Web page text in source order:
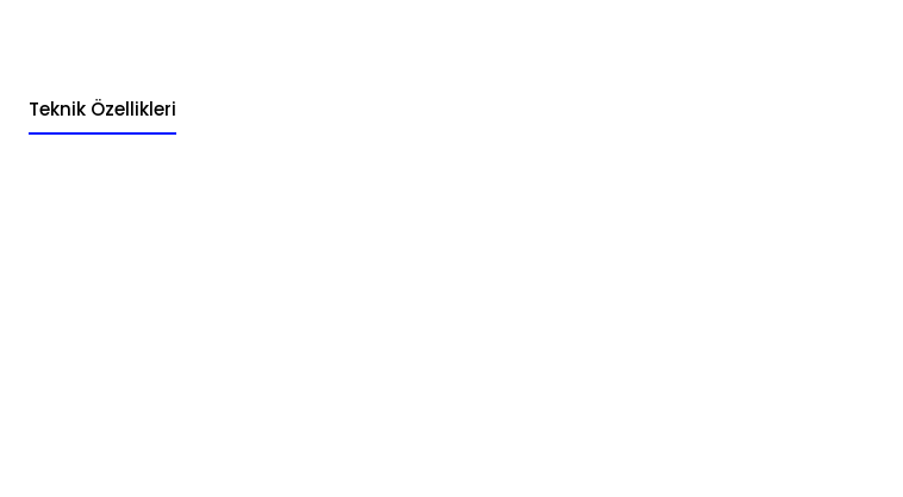
Teknik Özellikleri